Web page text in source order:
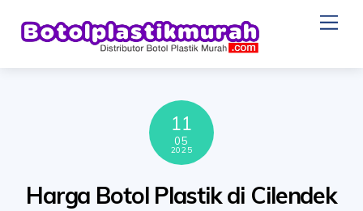
11
05
2025
Harga Botol Plastik di Cilendek